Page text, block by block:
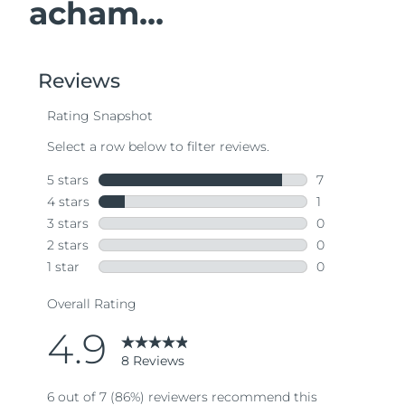
acham...